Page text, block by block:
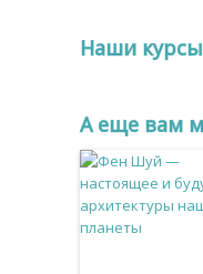
Наши
A еще вам